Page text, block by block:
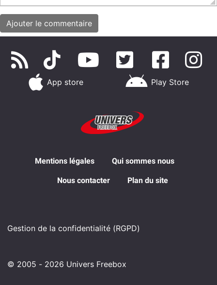
App store Play Store
Mentions légales Qui sommes nous
Nous contacter Plan du site
Gestion de la confidentialité (RGPD)
© 2005 - 2026 Univers Freebox